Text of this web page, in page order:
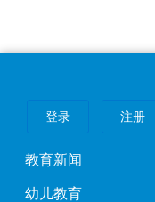
登录 注册
教育新闻
幼儿教育
聚焦｜DFC五洲御瓷
聚焦｜DFC五洲御瓷参加